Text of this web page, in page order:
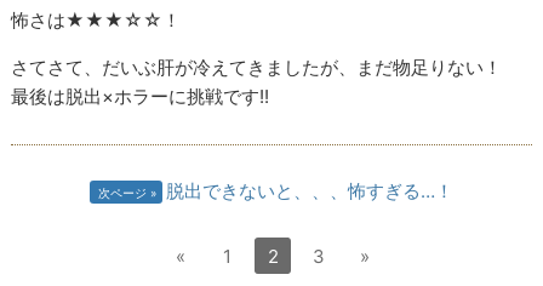
怖さは★★★☆☆！
さてさて、だいぶ肝が冷えてきましたが、まだ物足りない！
最後は脱出×ホラーに挑戦です!!
次ページ 脱出できないと、、、怖すぎる…！
« 1 2 3 »